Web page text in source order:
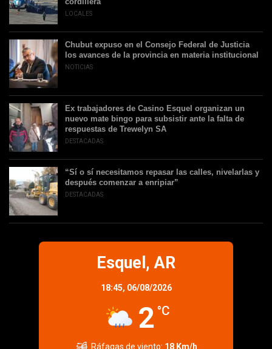
LOCALES
Chubut expuso en el Consejo Federal de Justicia
los avances de la provincia en materia institucional
NOTICIAS
Ex trabajadores de Casino Esquel organizan un
nuevo mate bingo para subsistir ante la falta de
respuestas de Trewelyn SA
DESTACADAS
“Sí o sí necesitamos repasar las calles, nivelarlas y
después comenzar a enripiar”
DESTACADAS
Esquel, AR
18:45, 06/08/2026
2 °C
Ráfagas de viento: 18 Km/h